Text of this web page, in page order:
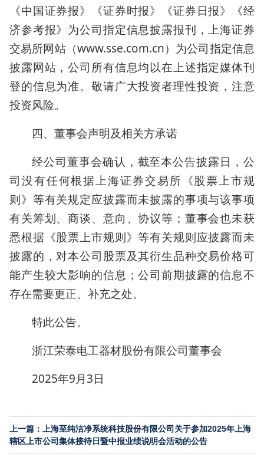
《中国证券报》《证券时报》《证券日报》《经
济参考报》为公司指定信息披露报刊，上海证券
交易所网站（www.sse.com.cn）为公司指定信息
披露网站，公司所有信息均以在上述指定媒体刊
登的信息为准。敬请广大投资者理性投资，注意
投资风险。
四、董事会声明及相关方承诺
经公司董事会确认，截至本公告披露日，公
司没有任何根据上海证券交易所《股票上市规
则》等有关规定应披露而未披露的事项与该事项
有关筹划、商谈、意向、协议等；董事会也未获
悉根据《股票上市规则》等有关规则应披露而未
披露的，对本公司股票及其衍生品种交易价格可
能产生较大影响的信息；公司前期披露的信息不
存在需要更正、补充之处。
特此公告。
浙江荣泰电工器材股份有限公司董事会
2025年9月3日
上一篇：上海至纯洁净系统科技股份有限公司关于参加2025年上海
辖区上市公司集体接待日暨中报业绩说明会活动的公告